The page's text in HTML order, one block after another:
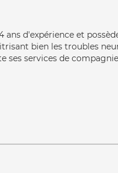
ans d'expérience et
bien les troubles
ses services de